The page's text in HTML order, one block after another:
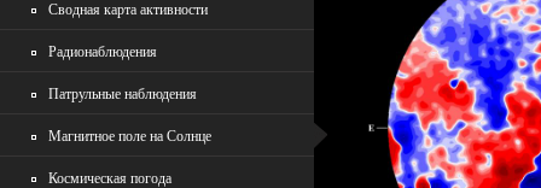
Сводная карта активности
Радионаблюдения
Патрульные наблюдения
Магнитное поле на Солнце
Космическая погода